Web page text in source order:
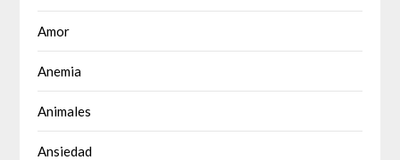
Amor
Anemia
Animales
Ansiedad